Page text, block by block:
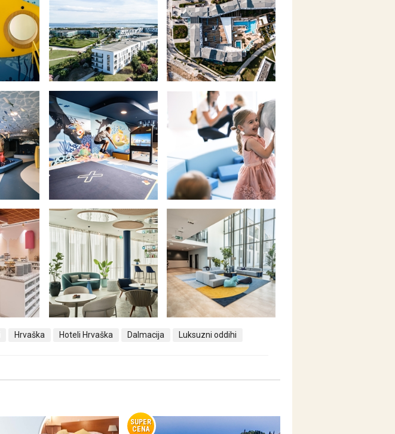
Hrvaška Hoteli Hrvaška Dalmacija Luksuzni oddihi
SUPER
CENA